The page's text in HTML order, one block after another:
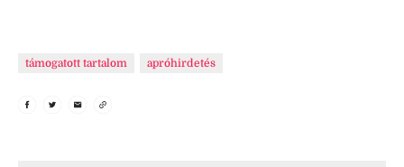
támogatott tartalom apróhirdetés